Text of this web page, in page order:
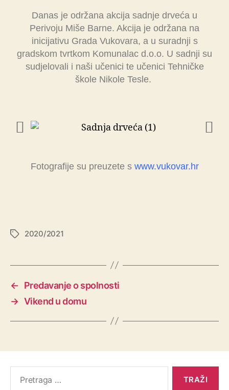
Danas je održana akcija sadnje drveća u
Perivoju Miše Barne. Akcija je održana na
inicijativu Grada Vukovara, a u suradnji s
gradskom tvrtkom Komunalac d.o.o. U sadnji su
sudjelovali i naši učenici te učenici Tehničke
škole Nikole Tesle.
Fotografije su preuzete s www.vukovar.hr
2020/2021
←
Predavanje o spolnosti
→ Vikend u domu